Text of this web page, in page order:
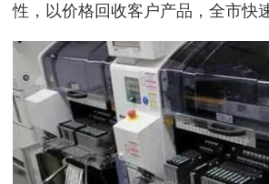
性，以价格回收客户产品，全市快